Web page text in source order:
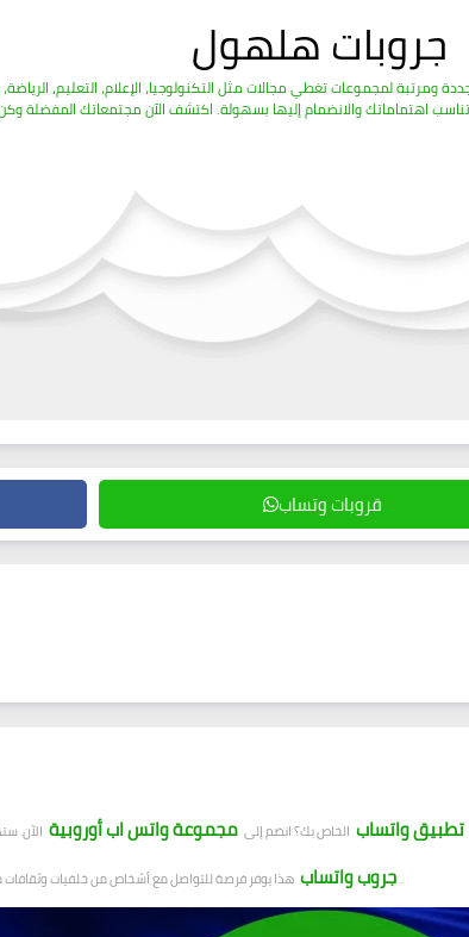
جروبات هلهول
قروبات وتساب
تطبيق واتساب الخاص بك؟ انضم إلى مجموعة واتس اب أوروبية
جروب واتساب هذا يوفر فرصة للتواصل مع أشخاص من خلفيات وثقافات مختلفة. سيساعدك ذلك على توسيع دائرة معارفك وشبكة علاقاتك.